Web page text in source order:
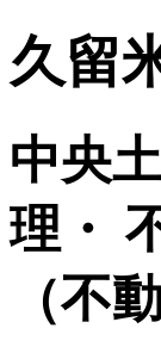
久留
中央
理・
（不